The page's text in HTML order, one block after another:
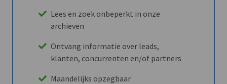
Lees en zoek onbeperkt in onze
archieven
Ontvang informatie over leads,
klanten, concurrenten en/of partners
Maandelijks opzegbaar